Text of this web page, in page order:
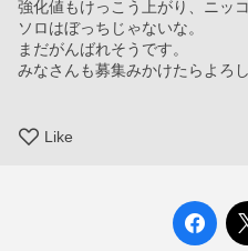
強化値もけっこう上がり、ニッコ
ソロはぼっちじゃないな。
まだがんばれそうです。
みなさんも募集みかけたらよろ
Like